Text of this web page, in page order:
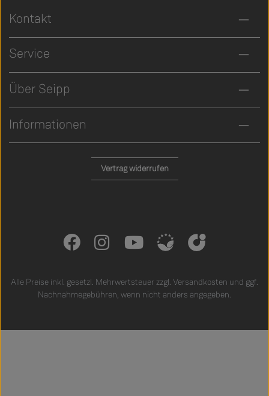
Kontakt
Service
Über Seipp
Informationen
Vertrag widerrufen
Alle Preise inkl. gesetzl. Mehrwertsteuer zzgl. Versandkosten und ggf.
Nachnahmegebühren, wenn nicht anders angegeben.